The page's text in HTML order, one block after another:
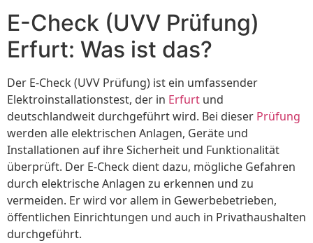
E-Check (UVV Prüfung)
Erfurt: Was ist das?
Der E-Check (UVV Prüfung) ist ein umfassender
Elektroinstallationstest, der in Erfurt und
deutschlandweit durchgeführt wird. Bei dieser Prüfung
werden alle elektrischen Anlagen, Geräte und
Installationen auf ihre Sicherheit und Funktionalität
überprüft. Der E-Check dient dazu, mögliche Gefahren
durch elektrische Anlagen zu erkennen und zu
vermeiden. Er wird vor allem in Gewerbebetrieben,
öffentlichen Einrichtungen und auch in Privathaushalten
durchgeführt.